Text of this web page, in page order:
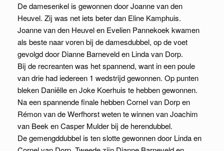
De damesenkel is gewonnen door Joanne van den
Heuvel. Zij was net iets beter dan Eline Kamphuis.
Joanne van den Heuvel en Evelien Pannekoek kwamen
als beste naar voren bij de damesdubbel, op de voet
gevolgd door Dianne Barneveld en Linda van Dorp.
Bij de recreanten was het spannend, want in een poule
van drie had iedereen 1 wedstrijd gewonnen. Op punten
bleken Daniëlle en Joke Koerhuis te hebben gewonnen.
Na een spannende finale hebben Cornel van Dorp en
Rémon van de Werfhorst weten te winnen van Joachim
van Beek en Casper Mulder bij de herendubbel.
De gemengddubbel is ten slotte gewonnen door Linda en